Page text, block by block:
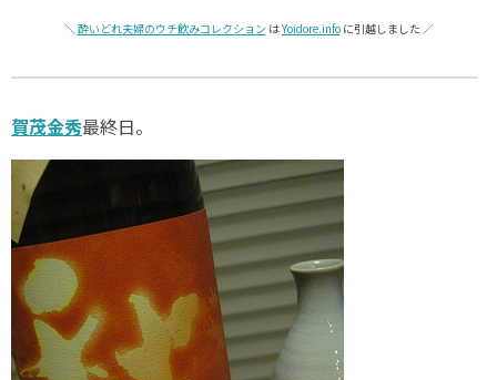
＼ 酔いどれ夫婦のウチ飲みコレクション はYoidore.infoに引越しました ／
賀茂金秀最終日。